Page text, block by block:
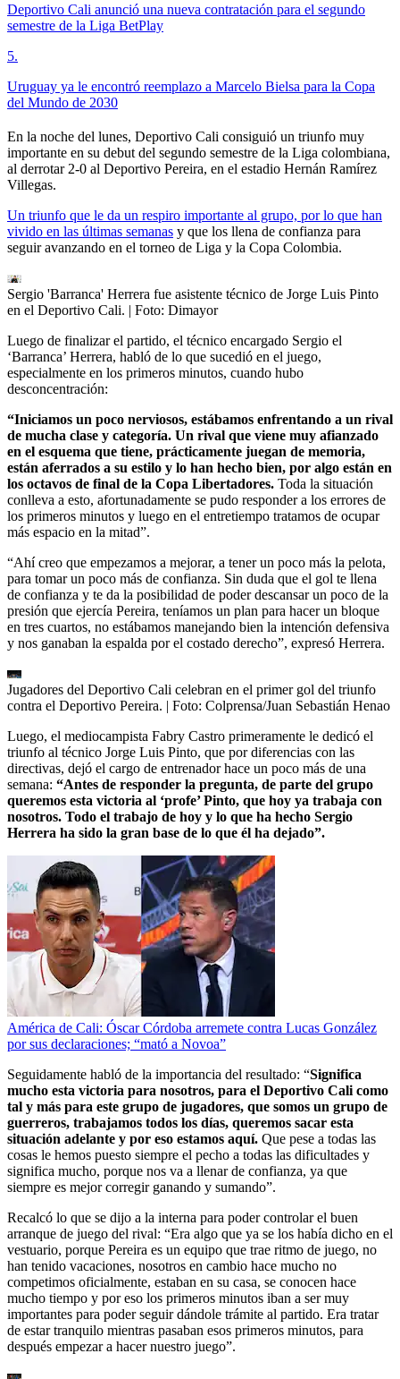
Deportivo Cali anunció una nueva contratación para el segundo
semestre de la Liga BetPlay
5.
Uruguay ya le encontró reemplazo a Marcelo Bielsa para la Copa
del Mundo de 2030
En la noche del lunes, Deportivo Cali consiguió un triunfo muy
importante en su debut del segundo semestre de la Liga colombiana,
al derrotar 2-0 al Deportivo Pereira, en el estadio Hernán Ramírez
Villegas.
Un triunfo que le da un respiro importante al grupo, por lo que han
vivido en las últimas semanas y que los llena de confianza para
seguir avanzando en el torneo de Liga y la Copa Colombia.
Sergio 'Barranca' Herrera fue asistente técnico de Jorge Luis Pinto
en el Deportivo Cali. | Foto: Dimayor
Luego de finalizar el partido, el técnico encargado Sergio el
‘Barranca’ Herrera, habló de lo que sucedió en el juego,
especialmente en los primeros minutos, cuando hubo
desconcentración:
“Iniciamos un poco nerviosos, estábamos enfrentando a un rival
de mucha clase y categoría. Un rival que viene muy afianzado
en el esquema que tiene, prácticamente juegan de memoria,
están aferrados a su estilo y lo han hecho bien, por algo están en
los octavos de final de la Copa Libertadores. Toda la situación
conlleva a esto, afortunadamente se pudo responder a los errores de
los primeros minutos y luego en el entretiempo tratamos de ocupar
más espacio en la mitad”.
“Ahí creo que empezamos a mejorar, a tener un poco más la pelota,
para tomar un poco más de confianza. Sin duda que el gol te llena
de confianza y te da la posibilidad de poder descansar un poco de la
presión que ejercía Pereira, teníamos un plan para hacer un bloque
en tres cuartos, no estábamos manejando bien la intención defensiva
y nos ganaban la espalda por el costado derecho”, expresó Herrera.
Jugadores del Deportivo Cali celebran en el primer gol del triunfo
contra el Deportivo Pereira. | Foto: Colprensa/Juan Sebastián Henao
Luego, el mediocampista Fabry Castro primeramente le dedicó el
triunfo al técnico Jorge Luis Pinto, que por diferencias con las
directivas, dejó el cargo de entrenador hace un poco más de una
semana: “Antes de responder la pregunta, de parte del grupo
queremos esta victoria al ‘profe’ Pinto, que hoy ya trabaja con
nosotros. Todo el trabajo de hoy y lo que ha hecho Sergio
Herrera ha sido la gran base de lo que él ha dejado”.
América de Cali: Óscar Córdoba arremete contra Lucas González
por sus declaraciones; “mató a Novoa”
Seguidamente habló de la importancia del resultado: “Significa
mucho esta victoria para nosotros, para el Deportivo Cali como
tal y más para este grupo de jugadores, que somos un grupo de
guerreros, trabajamos todos los días, queremos sacar esta
situación adelante y por eso estamos aquí. Que pese a todas las
cosas le hemos puesto siempre el pecho a todas las dificultades y
significa mucho, porque nos va a llenar de confianza, ya que
siempre es mejor corregir ganando y sumando”.
Recalcó lo que se dijo a la interna para poder controlar el buen
arranque de juego del rival: “Era algo que ya se los había dicho en el
vestuario, porque Pereira es un equipo que trae ritmo de juego, no
han tenido vacaciones, nosotros en cambio hace mucho no
competimos oficialmente, estaban en su casa, se conocen hace
mucho tiempo y por eso los primeros minutos iban a ser muy
importantes para poder seguir dándole trámite al partido. Era tratar
de estar tranquilo mientras pasaban esos primeros minutos, para
después empezar a hacer nuestro juego”.